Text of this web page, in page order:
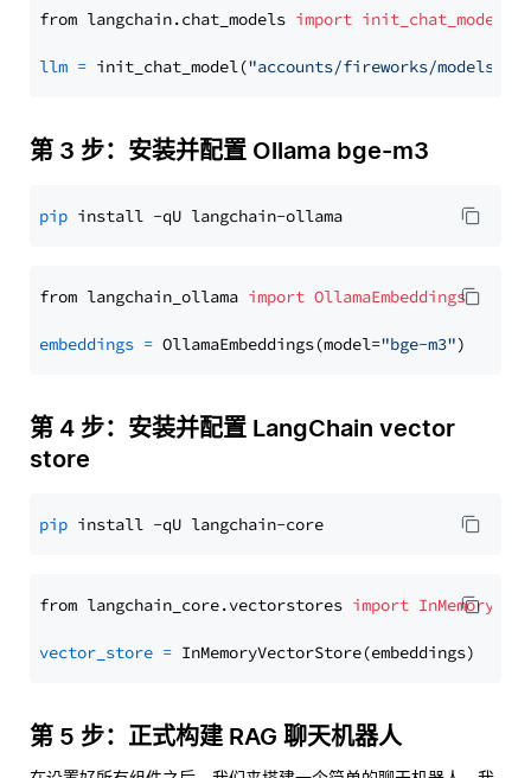
from langchain.chat_models import init_chat_model
llm = init_chat_model("accounts/fireworks/models/
第 3 步：安装并配置 Ollama bge-m3
pip
from langchain_ollama import OllamaEmbeddings
embeddings = OllamaEmbeddings(model="bge-m3"
第 4 步：安装并配置 LangChain vector
store
pip
from langchain_core.vectorstores import
vector_store =
第 5 步：正式构建 RAG 聊天机器人